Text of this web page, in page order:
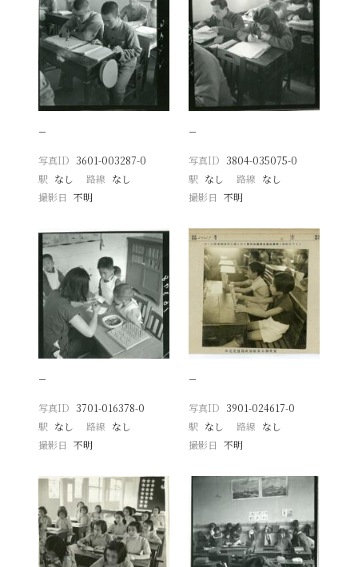
−
写真ID 3601-003287-0
駅 なし 路線 なし
撮影日
不明
−
写真ID 3804-035075-0
駅 なし 路線 なし
撮影日 不明
−
写真ID 3701-016378-0
駅 なし 路線 なし
撮影日
不明
−
写真ID 3901-024617-0
駅 なし 路線 なし
撮影日 不明